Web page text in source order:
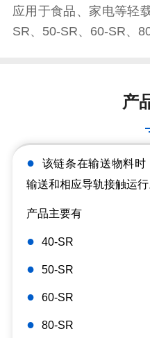
应用于食品、家电等轻
SR、50-SR、60-SR、
产
●
该链条在输送物料
输送和相应导轨接触运行
产品主要有
● 40-SR
● 50-SR
● 60-SR
● 80-SR